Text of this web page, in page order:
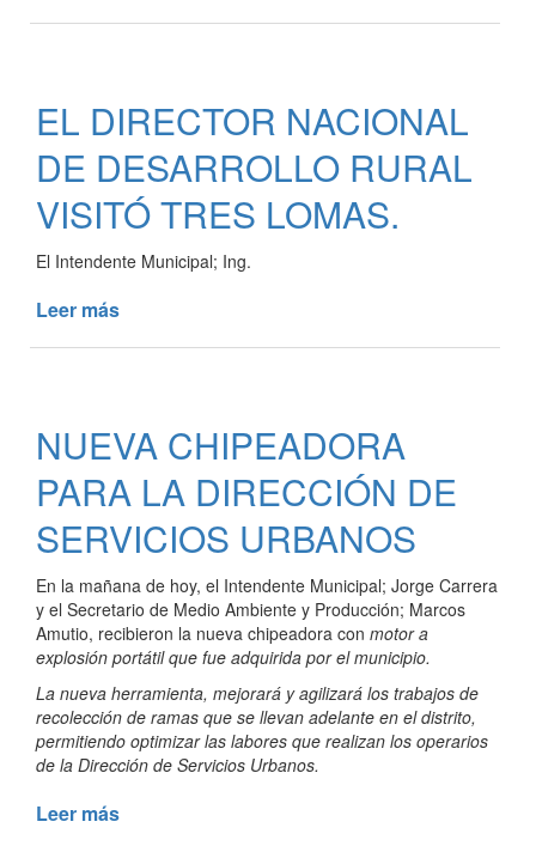
ESPARCIMIENTO
EL DIRECTOR NACIONAL
DE DESARROLLO RURAL
VISITÓ TRES LOMAS.
El Intendente Municipal; Ing.
Leer más
DESARROLLO
RURAL
VISITÓ
TRES
LOMAS.
NUEVA CHIPEADORA
PARA LA DIRECCIÓN DE
SERVICIOS URBANOS
En la mañana de hoy, el Intendente Municipal; Jorge Carrera
y el Secretario de Medio Ambiente y Producción; Marcos
Amutio, recibieron la nueva chipeadora con motor a
explosión portátil que fue adquirida por el municipio.
La nueva herramienta, mejorará y agilizará los trabajos de
recolección de ramas que se llevan adelante en el distrito,
permitiendo optimizar las labores que realizan los operarios
de la Dirección de Servicios Urbanos.
Leer más